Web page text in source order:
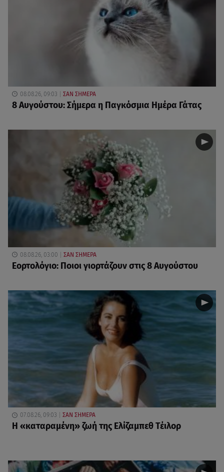
08.08.26, 09:03 ΣΑΝ ΣΗΜΕΡΑ
8 Αυγούστου: Σήμερα η Παγκόσμια Ημέρα Γάτας
08.08.26, 03:00 ΣΑΝ ΣΗΜΕΡΑ
Εορτολόγιο: Ποιοι γιορτάζουν στις 8 Αυγούστου
07.08.26, 09:03 ΣΑΝ ΣΗΜΕΡΑ
Η «καταραμένη»​​​​​​​ ζωή της Ελίζαμπεθ Τέιλορ